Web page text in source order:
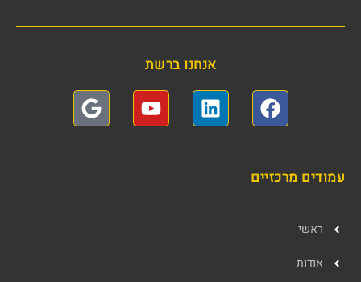
אנחנו ברשת
עמודים מרכזיים
ראשי
אודות